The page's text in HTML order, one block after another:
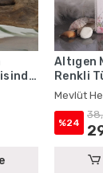
-
Altıgen
Renkli
Yasin
Mevlüt
Mevlüt
%24